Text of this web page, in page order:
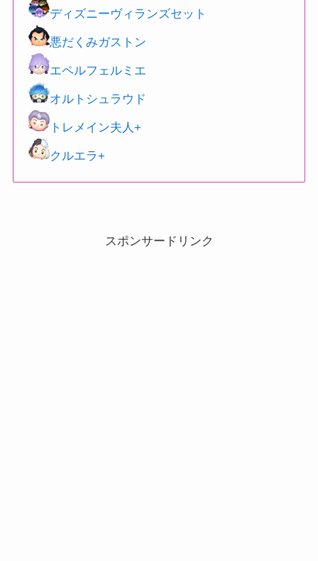
ディズニーヴィランズセット
悪だくみガストン
エペルフェルミエ
オルトシュラウド
トレメイン夫人+
クルエラ+
スポンサードリンク